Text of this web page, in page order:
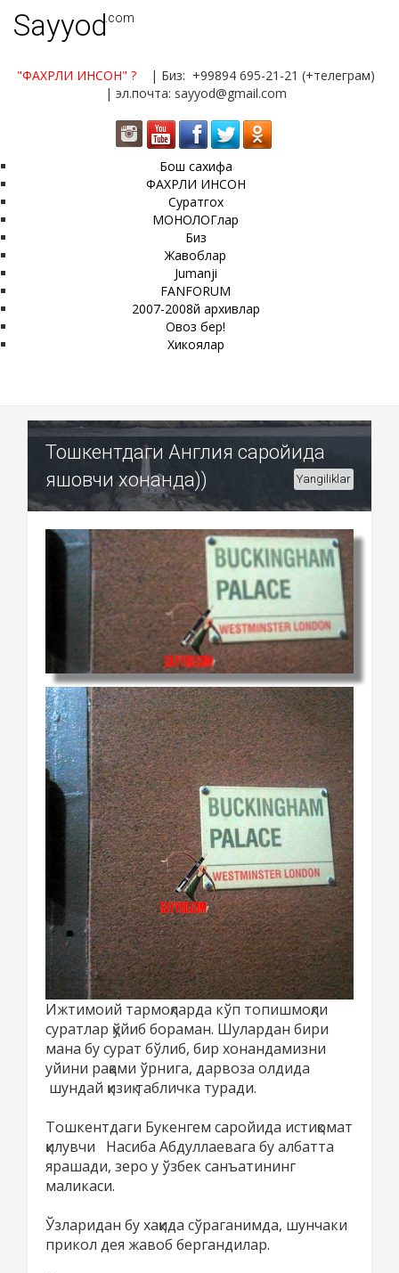
Sayyod.com
"ФАХРЛИ ИНСОН" ?
| Биз: +99894 695-21-21 (+телеграм)
| эл.почта: sayyod@gmail.com
Бош сахифа
ФАХРЛИ ИНСОН
Суратгох
МОНОЛОГлар
Биз
Жавоблар
Jumanji
FANFORUM
2007-2008й архивлар
Овоз бер!
Хикоялар
Тошкентдаги Англия саройида
яшовчи хонанда))
Yangiliklar
Ижтимоий тармоқларда кўп топишмоқли
суратлар қўйиб бораман. Шулардан бири
мана бу сурат бўлиб, бир хонандамизни
уйини рақами ўрнига, дарвоза олдида
шундай қизиқ табличка туради.
Тошкентдаги Букенгем саройида истиқомат
қилувчи Насиба Абдуллаевага бу албатта
ярашади, зеро у ўзбек санъатининг
маликаси.
Ўзларидан бу хақида сўраганимда, шунчаки
прикол дея жавоб бергандилар.